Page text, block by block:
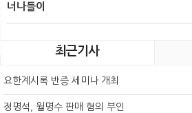
너나들이
최근기사
요한계시록 반증 세미나 개최
정명석, 월명수 판매 혐의 부인